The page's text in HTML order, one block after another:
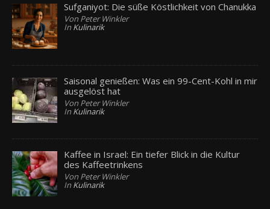
Sufganiyot: Die süße Köstlichkeit von Chanukka
Von Peter Winkler
In Kulinarik
Saisonal genießen: Was ein 99-Cent-Kohl in mir
ausgelöst hat
Von Peter Winkler
In Kulinarik
Kaffee in Israel: Ein tiefer Blick in die Kultur
des Kaffeetrinkens
Von Peter Winkler
In Kulinarik